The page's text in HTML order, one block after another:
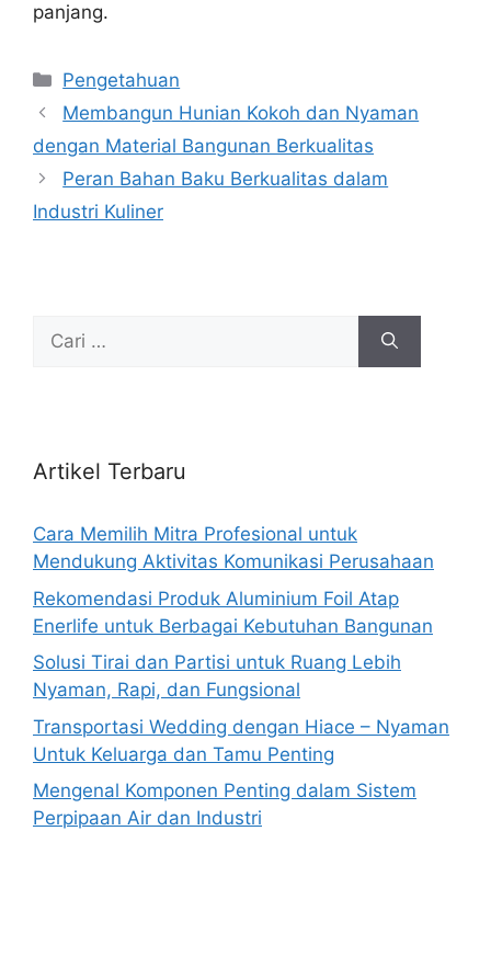
panjang.
Kategori
Pengetahuan
Membangun Hunian Kokoh dan Nyaman
dengan Material Bangunan Berkualitas
Peran Bahan Baku Berkualitas dalam
Industri Kuliner
Cari
Artikel Terbaru
Cara Memilih Mitra Profesional untuk
Mendukung Aktivitas Komunikasi Perusahaan
Rekomendasi Produk Aluminium Foil Atap
Enerlife untuk Berbagai Kebutuhan Bangunan
Solusi Tirai dan Partisi untuk Ruang Lebih
Nyaman, Rapi, dan Fungsional
Transportasi Wedding dengan Hiace – Nyaman
Untuk Keluarga dan Tamu Penting
Mengenal Komponen Penting dalam Sistem
Perpipaan Air dan Industri